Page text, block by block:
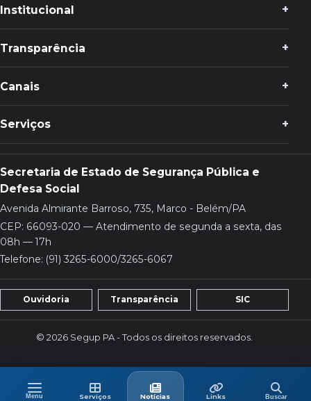
MenuMenu Serviços Notícias Links BuscarBuscar
Institucional
Transparência
Canais
Serviços
Secretaria de Estado de Segurança Pública e
Defesa Social
Avenida Almirante Barroso, 735, Marco - Belém/PA
CEP: 66093-020 — Atendimento de segunda a sexta, das
08h — 17h
Telefone: (91) 3265-6000/3265-6067
Ouvidoria Transparência SIC
© 2026 Segup PA - Todos os direitos reservados.